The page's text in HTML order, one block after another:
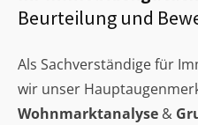
Beurteilung und
Als Sachverständige für
wir unser
Wohnmarktanalyse &